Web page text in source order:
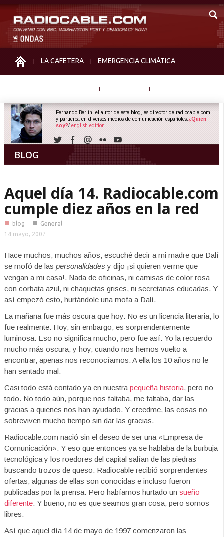
LA CAFETERA EMERGENCIA CLIMÁTICA
BLOG
Fernando Berlín, el autor de este blog, es director de radiocable.com
y participa en diversos medios de comunicación españoles. ¿Quien
soy?/ english edition.
Aquel día 14. Radiocable.com
cumple diez años en la red
■ blog ■ General
14 mayo, 2007
Hace muchos, muchos años, escuché decir a mi madre que Dalí
se mofó de las personalidadesy dijo ¡si quieren verme que
vengan a mi casa!. Nada de oficinas, ni camisas de color rosa
con corbata azul, ni chaquetas grises, ni secretarias educadas. Y
así empezó esto, hurtándole una mofa a Dalí.
La mañana fue más oscura que hoy. No es un licencia literaria, lo
fue realmente. Hoy, sin embargo, es sorprendentemente
luminosa. Eso no significa mucho, pero fue así. Yo la recuerdo
mucho más oscura, y hoy, cuando nos hemos vuelto a
encontrar, apenas nos reconocíamos. A ella los 10 años no le
han sentado mal.
Casi todo está contado ya en nuestra pequeña historia, pero no
todo. No todo aún, porque nos faltaba, me faltaba, dar las
gracias a quienes nos han ayudado. Y creedme, las cosas no
sobreviven mucho tiempo sin dar las gracias.
Radiocable.com nació sin el deseo de ser una «Empresa de
Comunicación». Y eso que entonces ya se hablaba de la burbuja
tecnológica y los roedores del capital salían de las piedras
buscando trozos de queso. Radiocable recibió sorprendentes
ofertas, algunas de ellas son conocidas e incluso fueron
publicadas por la prensa. Pero habíamos hurtado un sueño
diferente. Y bueno, no es que seamos gran cosa, pero somos
libres.
Así que aquel día 14 de mayo de 1997 comenzaron las